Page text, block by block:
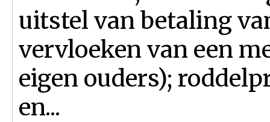
uitstel van betaling
vervloeken van een
eigen ouders);
en...